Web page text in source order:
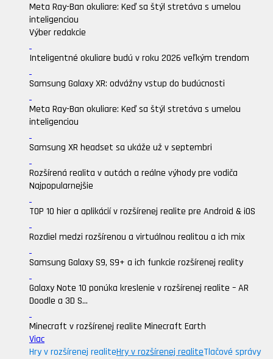
Meta Ray-Ban okuliare: Keď sa štýl stretáva s umelou
inteligenciou
Výber redakcie
Inteligentné okuliare budú v roku 2026 veľkým trendom
Samsung Galaxy XR: odvážny vstup do budúcnosti
Meta Ray-Ban okuliare: Keď sa štýl stretáva s umelou
inteligenciou
Samsung XR headset sa ukáže už v septembri
Rozšírená realita v autách a reálne výhody pre vodiča
Najpopularnejšie
TOP 10 hier a aplikácií v rozšírenej realite pre Android & iOS
Rozdiel medzi rozšírenou a virtuálnou realitou a ich mix
Samsung Galaxy S9, S9+ a ich funkcie rozšírenej reality
Galaxy Note 10 ponúka kreslenie v rozšírenej realite – AR
Doodle a 3D S...
Minecraft v rozšírenej realite Minecraft Earth
Viac
Hry v rozšírenej realiteHry v rozšírenej realiteTlačové správy